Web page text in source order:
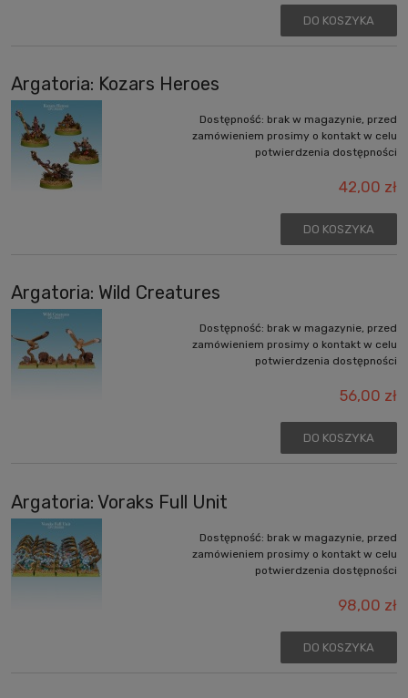
DO KOSZYKA
Argatoria: Kozars Heroes
Dostępność: brak w magazynie, przed
zamówieniem prosimy o kontakt w celu
potwierdzenia dostępności
42,00 zł
DO KOSZYKA
Argatoria: Wild Creatures
Dostępność: brak w magazynie, przed
zamówieniem prosimy o kontakt w celu
potwierdzenia dostępności
56,00 zł
DO KOSZYKA
Argatoria: Voraks Full Unit
Dostępność: brak w magazynie, przed
zamówieniem prosimy o kontakt w celu
potwierdzenia dostępności
98,00 zł
DO KOSZYKA